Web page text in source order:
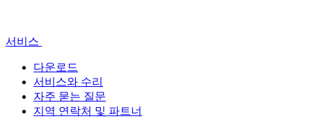
서비스
다운로드
서비스와 수리
자주 묻는 질문
지역 연락처 및 파트너